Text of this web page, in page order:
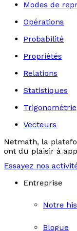
Modes de
Opérations
Probabilité
Propriétés
Relations
Statistiques
Trigonométrie
Vecteurs
Netmath, la
ont du plaisir à
Essayez nos
Entreprise
Notre
Blogue